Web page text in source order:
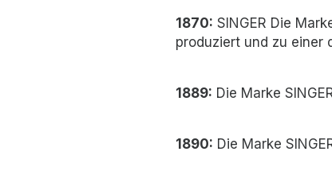
1870: SINGER Die
produziert und zu einer
1889: Die Marke
1890: Die Marke